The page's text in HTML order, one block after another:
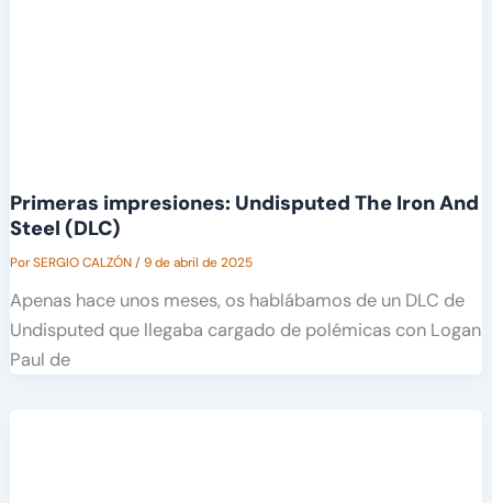
Primeras impresiones: Undisputed The Iron And
Steel (DLC)
PorSERGIO CALZÓN/9 de abril de 2025
Apenas hace unos meses, os hablábamos de un DLC de
Undisputed que llegaba cargado de polémicas con Logan
Paul de